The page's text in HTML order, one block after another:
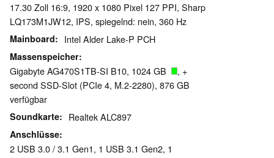
17.30 Zoll 16:9, 1920 x 1080 Pixel 127 PPI, Sharp
LQ173M1JW12, IPS, spiegelnd: nein, 360 Hz
Mainboard Intel Alder Lake-P PCH
Massenspeicher
Gigabyte AG470S1TB-SI B10, 1024 GB
, +
second SSD-Slot (PCIe 4, M.2-2280), 876 GB
verfügbar
Soundkarte Realtek ALC897
Anschlüsse
2 USB 3.0 / 3.1 Gen1, 1 USB 3.1 Gen2, 1